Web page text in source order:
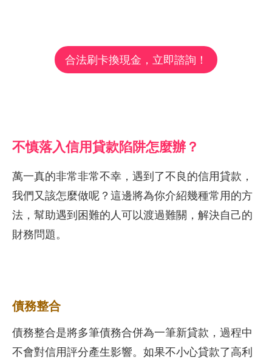
合法刷卡換現金，立即諮詢！
不慎落入信用貸款陷阱怎麼辦？
萬一真的非常非常不幸，遇到了不良的信用貸款，
我們又該怎麼做呢？這邊將為你介紹幾種常用的方
法，幫助遇到困難的人可以渡過難關，解決自己的
財務問題。
債務整合
債務整合是將多筆債務合併為一筆新貸款，過程中
不會對信用評分產生影響。如果不小心貸款了高利